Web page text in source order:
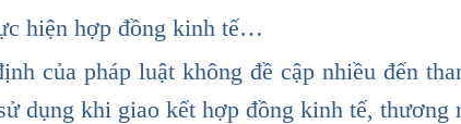
hiện hợp đồng kinh tế…
của pháp luật không đề cập nhiều đến
dụng khi giao kết hợp đồng kinh tế,